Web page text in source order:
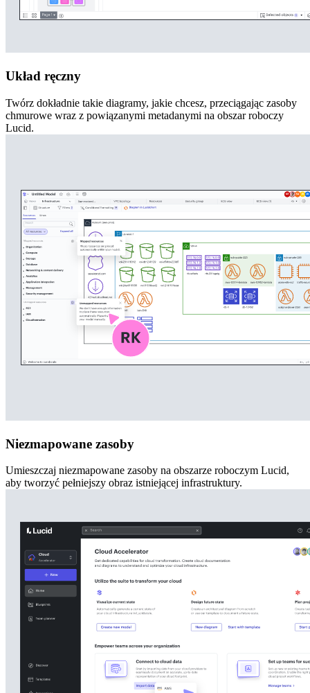
Układ ręczny
Twórz dokładnie takie diagramy, jakie chcesz, przeciągając zasoby
chmurowe wraz z powiązanymi metadanymi na obszar roboczy
Lucid.
Niezmapowane zasoby
Umieszczaj niezmapowane zasoby na obszarze roboczym Lucid,
aby tworzyć pełniejszy obraz istniejącej infrastruktury.